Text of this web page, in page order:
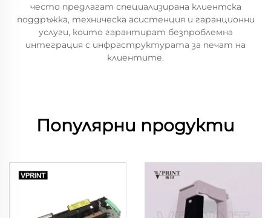
често предлагат специализирана клиентска
поддръжка, техническа асистенция и гаранционни
услуги, които гарантират безпроблемна
интеграция с инфраструктурата за печат на
клиентите.
Популярни продукти